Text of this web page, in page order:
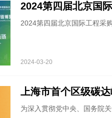
2024第四届北京国
2024第四届北京国际工程采
2024-03-20
上海市首个区级碳
为深入贯彻党中央、国务院